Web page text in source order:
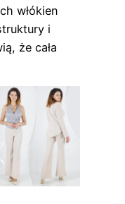
włókien
i
że cała